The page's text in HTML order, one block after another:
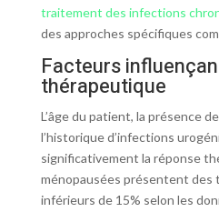
traitement des infections
des approches spécifiques
Facteurs
thérapeutique
L’âge du patient, la présence
l’historique d’infections
significativement la réponse
ménopausées présentent des
inférieurs de 15% selon les